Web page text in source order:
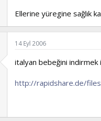
Ellerine yüregine sağlık
14 Eyl 2006
italyan bebeğini indirmek
http://rapidshare.de/